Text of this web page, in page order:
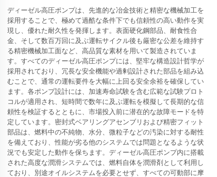
ディーゼル高圧ポンプは、先進的な冶金技術と精密な機械加工を
採用することで、極めて過酷な条件下でも信頼性の高い動作を実
現し、優れた耐久性を発揮します。表面硬化鋼部品、耐食性合
金、そして数百万回に及ぶ運転サイクル後も厳密な公差を維持す
る精密機械加工面など、高品質な素材を用いて製造されていま
す。すべてのディーゼル高圧ポンプには、堅牢な構造設計哲学が
採用されており、冗長な安全機能や過剰設計された部品を組み込
むことで、通常の運転要件を大幅に上回る安全余裕を確保してい
ます。各ポンプ設計には、加速寿命試験を含む広範な試験プロト
コルが適用され、短時間で数年に及ぶ運転を模擬して長期的な信
頼性を検証するとともに、市場投入前に潜在的な故障モードを特
定しています。密封式ベアリングアセンブリおよび精密フィット
部品は、燃料中の不純物、水分、微粒子などの汚染に対する耐性
を備えており、性能が劣る他のシステムでは問題となるような状
況でも安定した動作を保ちます。ディーゼル高圧ポンプ内に搭載
された高度な潤滑システムでは、燃料自体を潤滑剤として利用し
ており、別途オイルシステムを必要とせず、すべての可動部に摩